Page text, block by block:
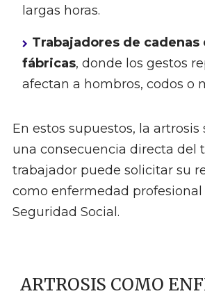
largas horas.
Trabajadores de
fábricas, donde los gestos
afectan a hombros, codos o
En estos supuestos, la artrosis
una consecuencia directa del
trabajador puede solicitar su
como enfermedad profesional
Seguridad Social.
ARTROSIS COMO